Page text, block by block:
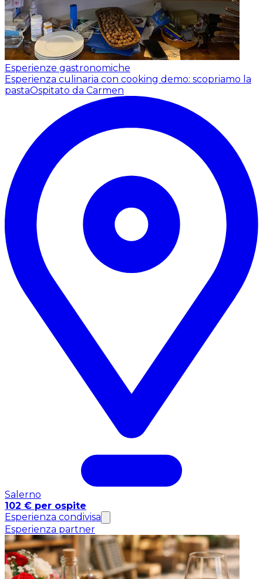
Esperienze gastronomiche
Esperienza culinaria con cooking demo: scopriamo la
pastaOspitato da Carmen
Salerno
102 € per ospite
Esperienza condivisa
Esperienza partner